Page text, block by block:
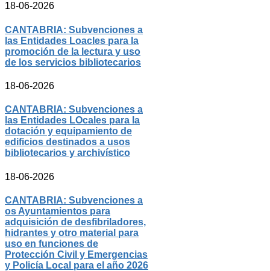
18-06-2026
CANTABRIA: Subvenciones a
las Entidades Loacles para la
promoción de la lectura y uso
de los servicios bibliotecarios
18-06-2026
CANTABRIA: Subvenciones a
las Entidades LOcales para la
dotación y equipamiento de
edificios destinados a usos
bibliotecarios y archivístico
18-06-2026
CANTABRIA: Subvenciones a
os Ayuntamientos para
adquisición de desfibriladores,
hidrantes y otro material para
uso en funciones de
Protección Civil y Emergencias
y Policía Local para el año 2026